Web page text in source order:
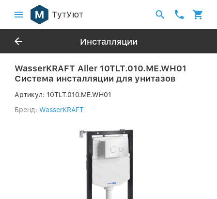
ТутУют
Инсталляции
WasserKRAFT Aller 10TLT.010.ME.WH01
Система инсталляции для унитазов
Артикул: 10TLT.010.ME.WH01
Бренд: WasserKRAFT